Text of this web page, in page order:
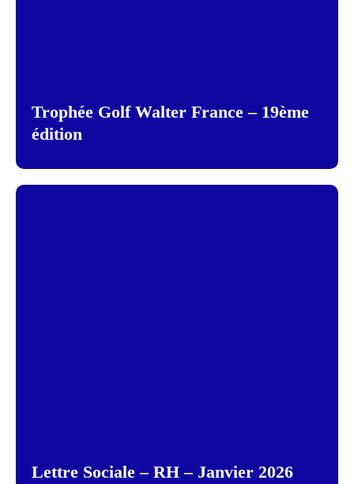
Trophée Golf Walter France – 19ème
édition
Lettre Sociale – RH – Janvier 2026